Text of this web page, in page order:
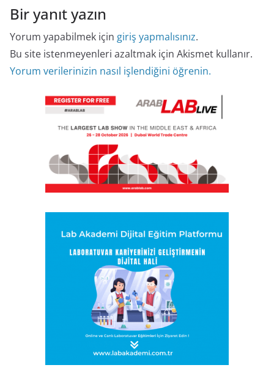
Bir yanıt yazın
Yorum yapabilmek için giriş yapmalısınız.
Bu site istenmeyenleri azaltmak için Akismet kullanır.
Yorum verilerinizin nasıl işlendiğini öğrenin.